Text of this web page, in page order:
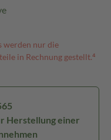
werden nur die
in Rechnung gestellt.⁴
Herstellung einer